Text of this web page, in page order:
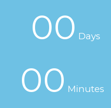
00 Days
00 Minutes